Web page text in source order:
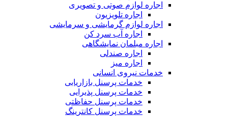
اجاره لوازم صوتی و تصویری
اجاره تلویزیون
اجاره لوازم گرمایشی و سرمایشی
اجاره آب سرد کن
اجاره مبلمان نمایشگاهی
اجاره صندلی
اجاره میز
خدمات نیروی انسانی
خدمات پرسنل بازاریابی
خدمات پرسنل پذیرایی
خدمات پرسنل حفاظتی
خدمات پرسنل کانترینگ